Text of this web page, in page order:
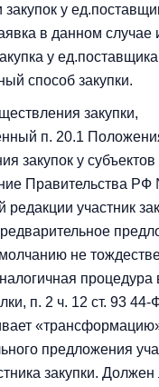
у
в данном случае
у ед.поставщика
способ закупки.
закупки,
п. 20.1
закупок у
Правительства
участник
не
процедура
п. 2 ч. 12 ст. 93
предложения
закупки. Должен